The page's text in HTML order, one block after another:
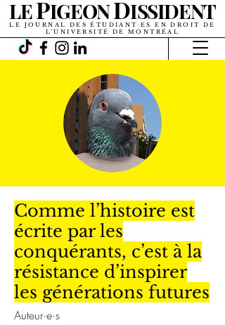
LEPIGEONDISSIDENT
LE JOURNAL DES ÉTUDIANT·ES EN DROIT DE
L’UNIVERSITÉ DE MONTRÉAL
Comme l’histoire est
écrite par les
conquérants, c’est à la
résistance d’inspirer
les générations futures
Auteur·e·s